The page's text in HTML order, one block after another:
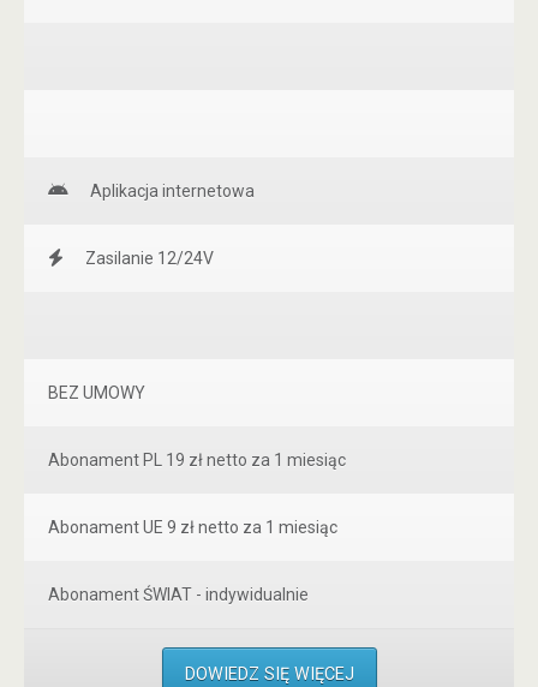
Aplikacja internetowa
Zasilanie 12/24V
BEZ UMOWY
Abonament PL 19 zł netto za 1 miesiąc
Abonament UE 9 zł netto za 1 miesiąc
Abonament ŚWIAT - indywidualnie
DOWIEDZ SIĘ WIĘCEJ